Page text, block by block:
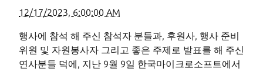
12/17/2023, 6:00:00 AM
행사에 참석 해 주신 참석자 분들과, 후원사, 행사 준비
위원 및 자원봉사자 그리고 좋은 주제로 발표를 해 주신
연사분들 덕에, 지난 9월 9일 한국마이크로소프트에서